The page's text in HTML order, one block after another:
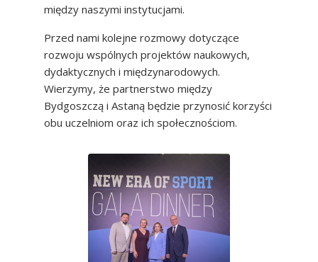
między naszymi instytucjami.
Przed nami kolejne rozmowy dotyczące
rozwoju wspólnych projektów naukowych,
dydaktycznych i międzynarodowych.
Wierzymy, że partnerstwo między
Bydgoszczą i Astaną będzie przynosić korzyści
obu uczelniom oraz ich społecznościom.